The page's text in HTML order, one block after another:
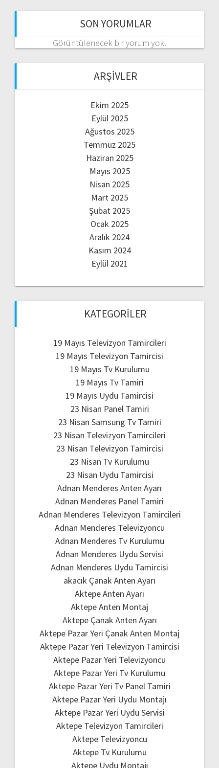
SON YORUMLAR
Görüntülenecek bir yorum yok.
ARŞIVLER
Ekim 2025
Eylül 2025
Ağustos 2025
Temmuz 2025
Haziran 2025
Mayıs 2025
Nisan 2025
Mart 2025
Şubat 2025
Ocak 2025
Aralık 2024
Kasım 2024
Eylül 2021
KATEGORILER
19 Mayıs Televizyon Tamircileri
19 Mayıs Televizyon Tamircisi
19 Mayıs Tv Kurulumu
19 Mayıs Tv Tamiri
19 Mayıs Uydu Tamircisi
23 Nisan Panel Tamiri
23 Nisan Samsung Tv Tamiri
23 Nisan Televizyon Tamircileri
23 Nisan Televizyon Tamircisi
23 Nisan Tv Kurulumu
23 Nisan Uydu Tamircisi
Adnan Menderes Anten Ayarı
Adnan Menderes Panel Tamiri
Adnan Menderes Televizyon Tamircileri
Adnan Menderes Televizyoncu
Adnan Menderes Tv Kurulumu
Adnan Menderes Uydu Servisi
Adnan Menderes Uydu Tamircisi
akacık Çanak Anten Ayarı
Aktepe Anten Ayarı
Aktepe Anten Montaj
Aktepe Çanak Anten Ayarı
Aktepe Pazar Yeri Çanak Anten Montaj
Aktepe Pazar Yeri Televizyon Tamircisi
Aktepe Pazar Yeri Televizyoncu
Aktepe Pazar Yeri Tv Kurulumu
Aktepe Pazar Yeri Tv Panel Tamiri
Aktepe Pazar Yeri Uydu Montajı
Aktepe Pazar Yeri Uydu Servisi
Aktepe Televizyon Tamircileri
Aktepe Televizyoncu
Aktepe Tv Kurulumu
Aktepe Uydu Montajı